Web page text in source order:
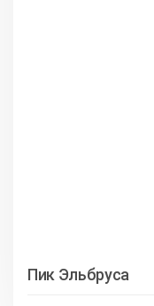
Пик Эльбруса